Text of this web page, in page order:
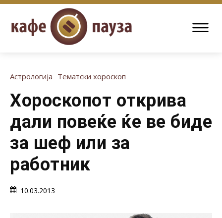
Астрологија Тематски хороскоп
Хороскопот открива
дали повеќе ќе ве биде
за шеф или за
работник
10.03.2013